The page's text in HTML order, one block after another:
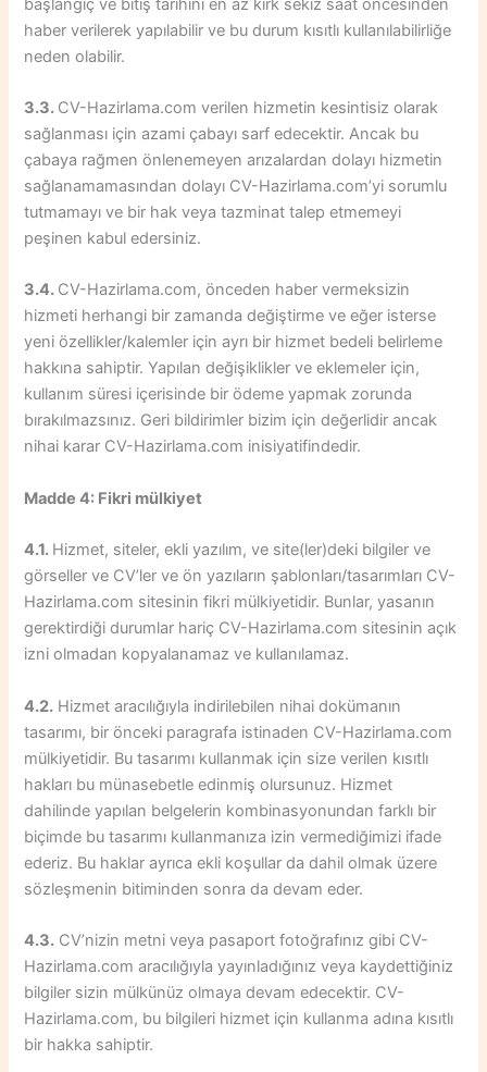
başlangıç ve bitiş tarihini en az kırk sekiz saat öncesinden
haber verilerek yapılabilir ve bu durum kısıtlı kullanılabilirliğe
neden olabilir.
3.3. CV-Hazirlama.com verilen hizmetin kesintisiz olarak
sağlanması için azami çabayı sarf edecektir. Ancak bu
çabaya rağmen önlenemeyen arızalardan dolayı hizmetin
sağlanamamasından dolayı CV-Hazirlama.com’yi sorumlu
tutmamayı ve bir hak veya tazminat talep etmemeyi
peşinen kabul edersiniz.
3.4. CV-Hazirlama.com, önceden haber vermeksizin
hizmeti herhangi bir zamanda değiştirme ve eğer isterse
yeni özellikler/kalemler için ayrı bir hizmet bedeli belirleme
hakkına sahiptir. Yapılan değişiklikler ve eklemeler için,
kullanım süresi içerisinde bir ödeme yapmak zorunda
bırakılmazsınız. Geri bildirimler bizim için değerlidir ancak
nihai karar CV-Hazirlama.com inisiyatifindedir.
Madde 4: Fikri mülkiyet
4.1. Hizmet, siteler, ekli yazılım, ve site(ler)deki bilgiler ve
görseller ve CV’ler ve ön yazıların şablonları/tasarımları CV-
Hazirlama.com sitesinin fikri mülkiyetidir. Bunlar, yasanın
gerektirdiği durumlar hariç CV-Hazirlama.com sitesinin açık
izni olmadan kopyalanamaz ve kullanılamaz.
4.2. Hizmet aracılığıyla indirilebilen nihai dokümanın
tasarımı, bir önceki paragrafa istinaden CV-Hazirlama.com
mülkiyetidir. Bu tasarımı kullanmak için size verilen kısıtlı
hakları bu münasebetle edinmiş olursunuz. Hizmet
dahilinde yapılan belgelerin kombinasyonundan farklı bir
biçimde bu tasarımı kullanmanıza izin vermediğimizi ifade
ederiz. Bu haklar ayrıca ekli koşullar da dahil olmak üzere
sözleşmenin bitiminden sonra da devam eder.
4.3. CV’nizin metni veya pasaport fotoğrafınız gibi CV-
Hazirlama.com aracılığıyla yayınladığınız veya kaydettiğiniz
bilgiler sizin mülkünüz olmaya devam edecektir. CV-
Hazirlama.com, bu bilgileri hizmet için kullanma adına kısıtlı
bir hakka sahiptir.